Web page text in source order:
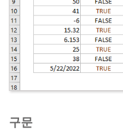
구문